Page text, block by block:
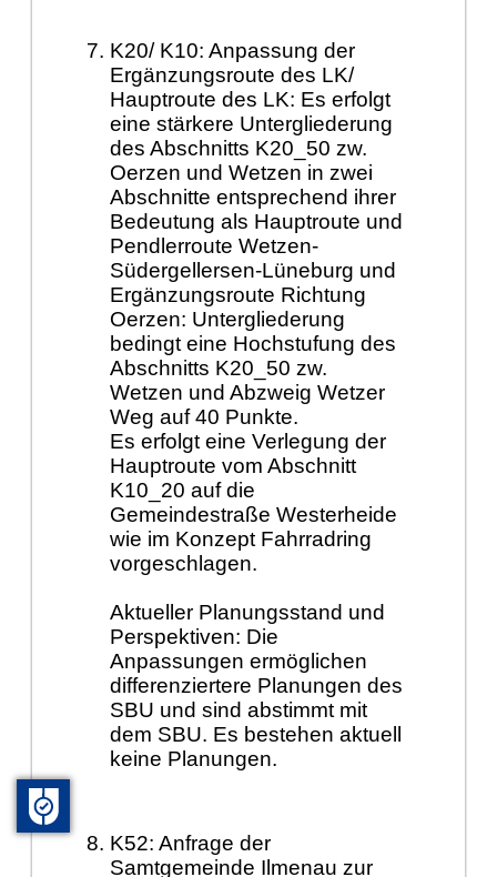
K20/ K10: Anpassung der
Ergänzungsroute des LK/
Hauptroute des LK: Es erfolgt
eine stärkere Untergliederung
des Abschnitts K20_50 zw.
Oerzen und Wetzen in zwei
Abschnitte entsprechend ihrer
Bedeutung als Hauptroute und
Pendlerroute Wetzen-
Südergellersen-Lüneburg und
Ergänzungsroute Richtung
Oerzen: Untergliederung
bedingt eine Hochstufung des
Abschnitts K20_50 zw.
Wetzen und Abzweig Wetzer
Weg auf 40 Punkte.
Es erfolgt eine Verlegung der
Hauptroute vom Abschnitt
K10_20 auf die
Gemeindestraße Westerheide
wie im Konzept Fahrradring
vorgeschlagen.
Aktueller Planungsstand und
Perspektiven: Die
Anpassungen ermöglichen
differenziertere Planungen des
SBU und sind abstimmt mit
dem SBU. Es bestehen aktuell
keine Planungen.
K52: Anfrage der
Samtgemeinde Ilmenau zur